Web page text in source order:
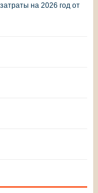
на 2026 год от